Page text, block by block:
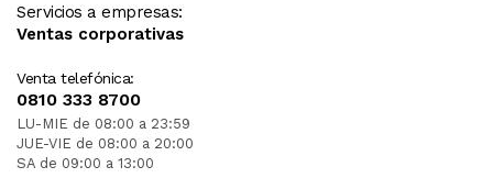
Servicios a empresas:
Ventas corporativas
Venta telefónica:
0810 333 8700
LU-MIE de 08:00 a 23:59
JUE-VIE de 08:00 a 20:00
SA de 09:00 a 13:00